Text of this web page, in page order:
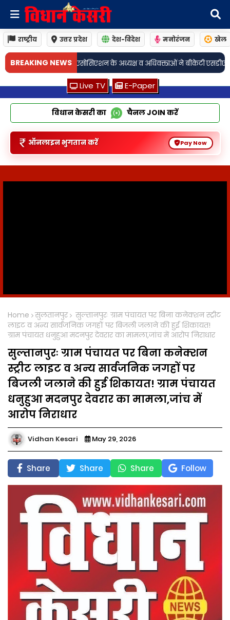
राष्ट्रीय उत्तर प्रदेश देश-विदेश मनोरंजन खेल
BREAKING NEWS
अधिवक्ताओं ने बीकेटी एसडीएम को सौंपा ज्ञापन• लखनऊः सैरपुर पुलिस ने
Live TV E-Paper
विधान केसरी का चैनलJOIN करें
ऑनलाइन भुगतान करें Pay Now
Home सुलतानपुर
सुल्तानपुरः ग्राम पंचायत पर बिना कनेक्शन स्ट्रीट
लाइट व अन्य सार्वजनिक जगहों पर बिजली जलाने की हुई शिकायत!
ग्राम पंचायत धनुहुआ मदनपुर देवरार का मामला,जांच में आरोप निराधार
सुल्तानपुरः ग्राम पंचायत पर बिना कनेक्शन
स्ट्रीट लाइट व अन्य सार्वजनिक जगहों पर
बिजली जलाने की हुई शिकायत! ग्राम पंचायत
धनुहुआ मदनपुर देवरार का मामला,जांच में
आरोप निराधार
Vidhan Kesari May 29, 2026
Share Share Share Follow